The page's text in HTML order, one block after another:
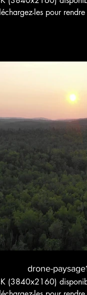
les pour
Voir bande-annonce
drone-
(3840x2160)